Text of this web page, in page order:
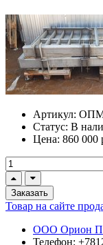
Артикул:
Статус: В
Цена: 860 000
Заказать
Товар на сайте
ООО Орион
Телефон: